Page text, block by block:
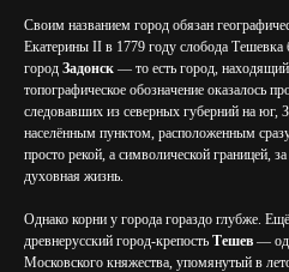
Своим названием город обязан
Екатерины II в 1779 году слобода Тешевка
город Задонск — то есть город,
топографическое обозначение оказалось
следовавших из северных губерний на
населённым пунктом, расположенным
просто рекой, а символической границей,
духовная жизнь.
Однако корни у города гораздо глубже.
древнерусский город-крепость Тешев —
Московского княжества, упомянутый в